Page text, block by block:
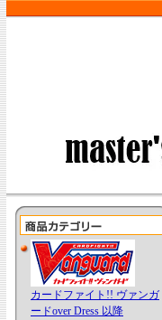
カードファイト!! ヴァンガ
ードover Dress 以降